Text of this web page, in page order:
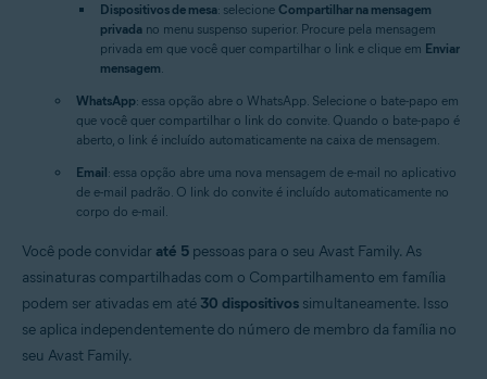
Dispositivos de mesa: selecione Compartilhar na mensagem
privada no menu suspenso superior. Procure pela mensagem
privada em que você quer compartilhar o link e clique em Enviar
mensagem.
WhatsApp: essa opção abre o WhatsApp. Selecione o bate-papo em
que você quer compartilhar o link do convite. Quando o bate-papo é
aberto, o link é incluído automaticamente na caixa de mensagem.
Email: essa opção abre uma nova mensagem de e-mail no aplicativo
de e-mail padrão. O link do convite é incluído automaticamente no
corpo do e-mail.
Você pode convidar até 5 pessoas para o seu Avast Family. As
assinaturas compartilhadas com o Compartilhamento em família
podem ser ativadas em até 30 dispositivos simultaneamente. Isso
se aplica independentemente do número de membro da família no
seu Avast Family.